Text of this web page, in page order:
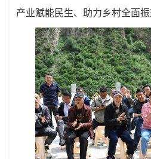
产业赋能民生、助力乡村全面振